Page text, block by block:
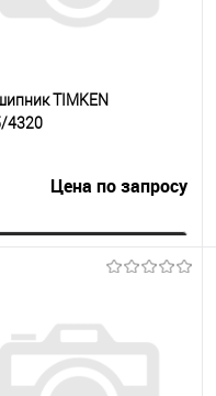
TIMKEN
4320
Цена по запросу
Запросить цену
Купить в 1
сравнению
В избранное
Под заказ